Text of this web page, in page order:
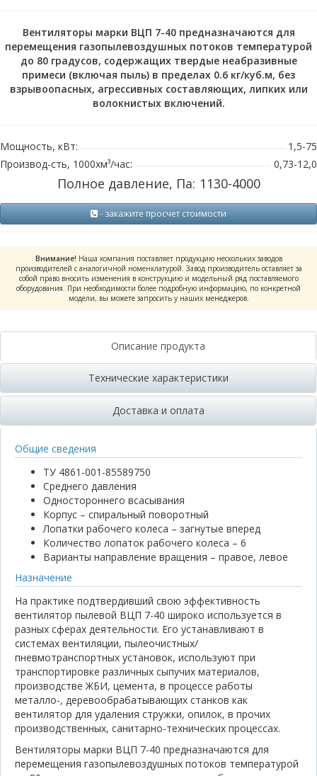
Вентиляторы марки ВЦП 7-40 предназначаются для
перемещения газопылевоздушных потоков температурой
до 80 градусов, содержащих твердые неабразивные
примеси (включая пыль) в пределах 0.6 кг/куб.м, без
взрывоопасных, агрессивных составляющих, липких или
волокнистых включений.
Мощность, кВт:
1,5-75
Производ-сть, 1000хм³/час:
0,73-12,0
Полное давление, Па: 1130-4000
- закажите просчет стоимости
Внимание! Наша компания поставляет продукцию нескольких заводов
производителей с аналогичной номенклатурой. Завод производитель оставляет за
собой право вносить изменения в конструкцию и модельный ряд поставляемого
оборудования. При необходимости более подробную информацию, по конкретной
модели, вы можете запросить у наших менеджеров.
Описание продукта
Технические характеристики
Доставка и оплата
Общие сведения
ТУ 4861-001-85589750
Среднего давления
Одностороннего всасывания
Корпус – спиральный поворотный
Лопатки рабочего колеса – загнутые вперед
Количество лопаток рабочего колеса – 6
Варианты направление вращения – правое, левое
Назначение
На практике подтвердивший свою эффективность
вентилятор пылевой ВЦП 7-40 широко используется в
разных сферах деятельности. Его устанавливают в
системах вентиляции, пылеочистных/
пневмотранспортных установок, используют при
транспортировке различных сыпучих материалов,
производстве ЖБИ, цемента, в процессе работы
металло-, деревообрабатывающих станков как
вентилятор для удаления стружки, опилок, в прочих
производственных, санитарно-технических процессах.
Вентиляторы марки ВЦП 7-40 предназначаются для
перемещения газопылевоздушных потоков температурой